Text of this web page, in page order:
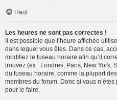
Haut
Les heures ne sont pas correctes !
Il est possible que l’heure affichée
dans lequel vous êtes. Dans ce cas,
modifiez le fuseau horaire afin qu’il
trouvez (ex : Londres, Paris, New York,
du fuseau horaire, comme la plupart
membres du forum. Donc si vous
pour le faire.